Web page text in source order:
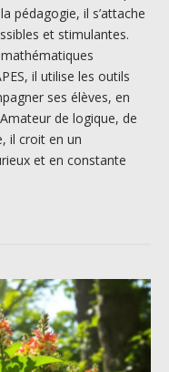
pédagogie, il s’attache
et stimulantes.
il utilise les outils
ses élèves, en
de logique, de
il croit en un
et en constante